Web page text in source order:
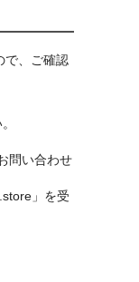
で、ご確認
問い合わせ
」を受